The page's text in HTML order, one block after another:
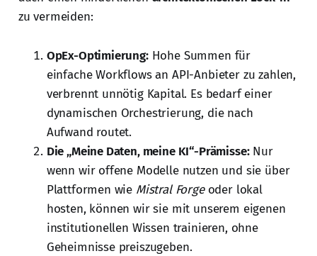
zu vermeiden:
OpEx-Optimierung:Hohe Summen für
einfache Workflows an API-Anbieter zu zahlen,
verbrennt unnötig Kapital. Es bedarf einer
dynamischen Orchestrierung, die nach
Aufwand routet.
Die „Meine Daten, meine KI“-Prämisse:Nur
wenn wir offene Modelle nutzen und sie über
Plattformen wie Mistral Forgeoder lokal
hosten, können wir sie mit unserem eigenen
institutionellen Wissen trainieren, ohne
Geheimnisse preiszugeben.